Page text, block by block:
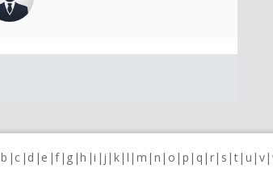
b c d e f g h i j k l m n o p q r s t u v